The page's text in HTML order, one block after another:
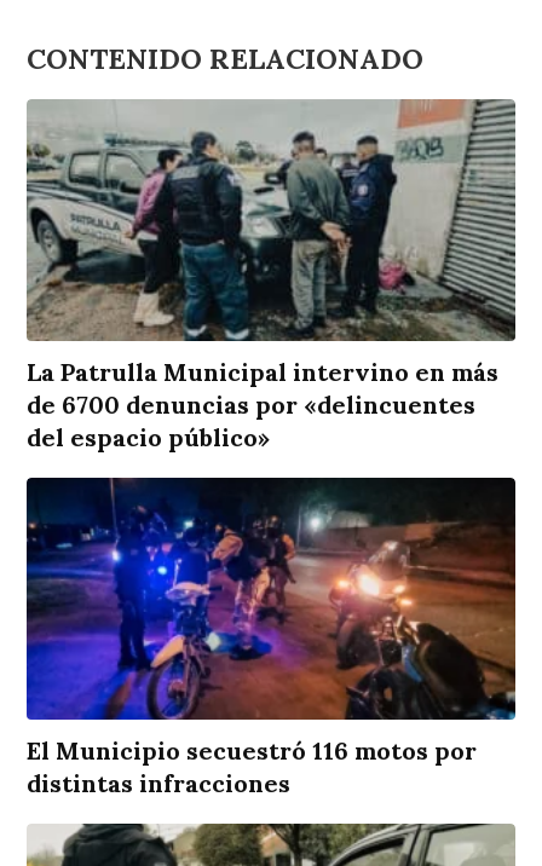
CONTENIDO RELACIONADO
La Patrulla Municipal intervino en más
de 6700 denuncias por «delincuentes
del espacio público»
El Municipio secuestró 116 motos por
distintas infracciones